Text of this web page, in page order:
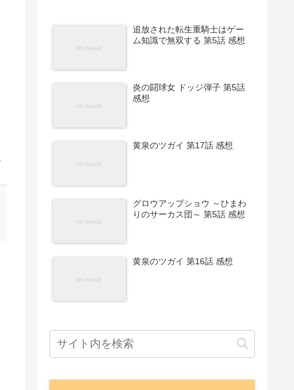
追放された転生重騎士はゲー
ム知識で無双する 第5話 感想
炎の闘球女 ドッジ弾子 第5話
感想
黄泉のツガイ 第17話 感想
グロウアップショウ ～ひまわ
りのサーカス団～ 第5話 感想
黄泉のツガイ 第16話 感想